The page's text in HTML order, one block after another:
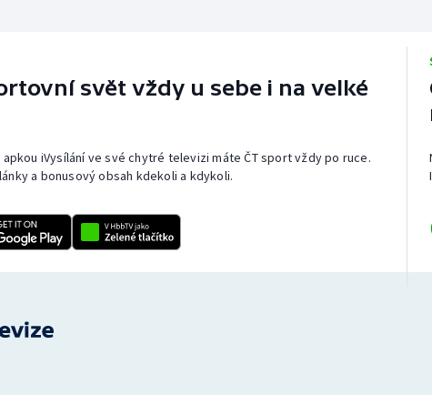
svět vždy u sebe i na velké
apkou iVysílání ve své chytré televizi máte ČT sport vždy po ruce.
a bonusový obsah kdekoli a kdykoli.